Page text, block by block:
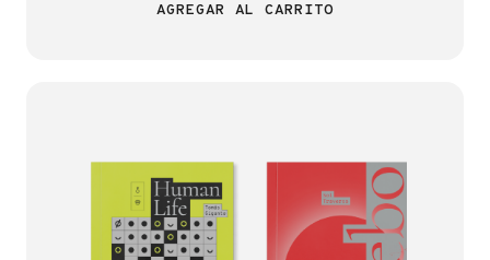
AGREGAR AL CARRITO